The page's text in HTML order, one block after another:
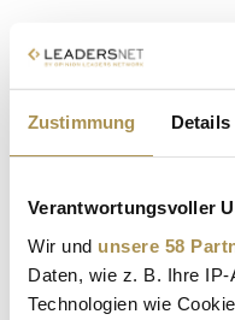
Zustimmung Details
Verantwortungsvoller
Wir und unsere 58
Daten, wie z. B. Ihre
Technologien wie